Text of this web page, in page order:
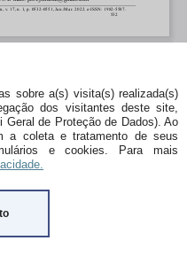
sobre a(s) visita(s) realizada(s)
dos visitantes deste site,
de Proteção de Dados). Ao
a coleta e tratamento de seus
e cookies. Para mais